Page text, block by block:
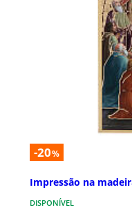
-20%
Impressão na
DISPONÍVEL